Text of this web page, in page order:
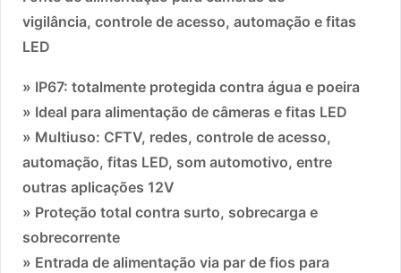
vigilância, controle de acesso, automação e fitas
LED
» IP67: totalmente protegida contra água e poeira
» Ideal para alimentação de câmeras e fitas LED
» Multiuso: CFTV, redes, controle de acesso,
automação, fitas LED, som automotivo, entre
outras aplicações 12V
» Proteção total contra surto, sobrecarga e
sobrecorrente
» Entrada de alimentação via par de fios para